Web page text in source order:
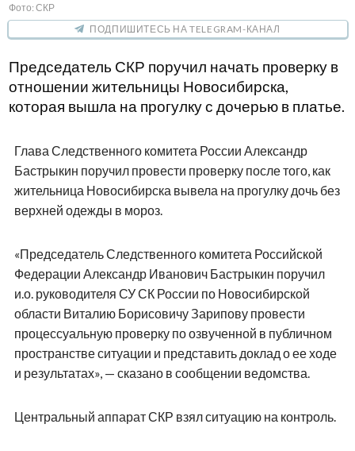
Фото: СКР
ПОДПИШИТЕСЬ НА TELEGRAM-КАНАЛ
Председатель СКР поручил начать проверку в
отношении жительницы Новосибирска,
которая вышла на прогулку с дочерью в платье.
Глава Следственного комитета России Александр
Бастрыкин поручил провести проверку после того, как
жительница Новосибирска вывела на прогулку дочь без
верхней одежды в мороз.
«Председатель Следственного комитета Российской
Федерации Александр Иванович Бастрыкин поручил
и.о. руководителя СУ СК России по Новосибирской
области Виталию Борисовичу Зарипову провести
процессуальную проверку по озвученной в публичном
пространстве ситуации и представить доклад о ее ходе
и результатах», — сказано в сообщении ведомства.
Центральный аппарат СКР взял ситуацию на контроль.